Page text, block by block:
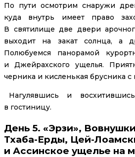
По пути осмотрим снаружи
куда внутрь имеет право
В святилище две двери
выходит на закат солнца, а
Полюбуемся панорамой
и Джейрахского ущелья.
черника и кисленькая брусника
Нагулявшись и
в гостиницу.
День 5. «Эрзи»,
Тхаба-Ерды, Цей-
и Ассинское ущелье на